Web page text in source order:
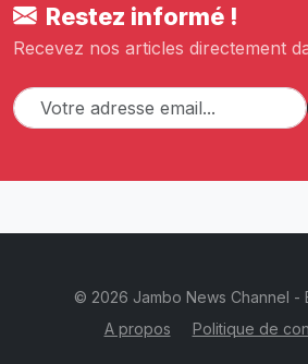
Restez informé !
Recevez nos articles directement
© 2026 Jambo News Channel -
A propos
Politique de